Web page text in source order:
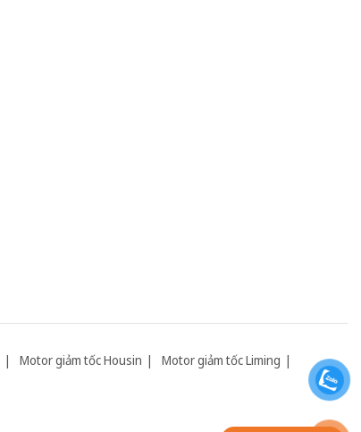
Motor giảm tốc Housin
Motor giảm tốc Liming